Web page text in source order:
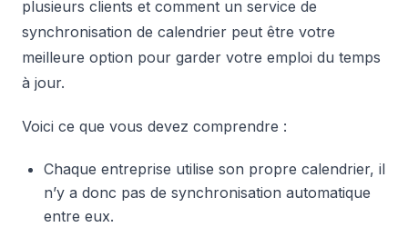
plusieurs clients et comment un service de
synchronisation de calendrier peut être votre
meilleure option pour garder votre emploi du temps
à jour.
Voici ce que vous devez comprendre :
Chaque entreprise utilise son propre calendrier, il
n’y a donc pas de synchronisation automatique
entre eux.